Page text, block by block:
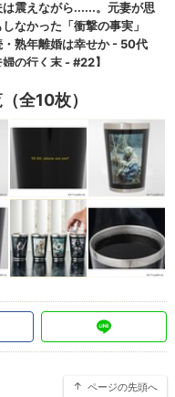
全10枚）
ページの先頭へ